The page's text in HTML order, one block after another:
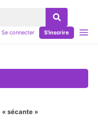
Se connecter S'inscrire
sécante